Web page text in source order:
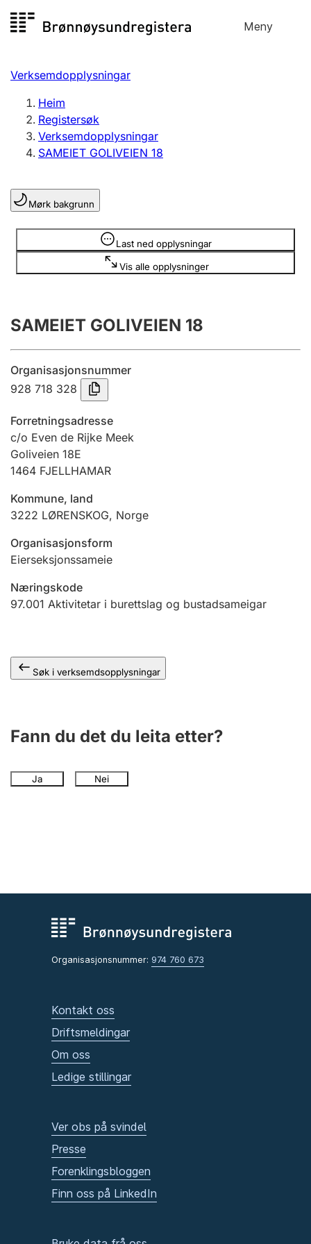
til
Meny
Registersøk
Aksjeselskap
Enkeltpersonføretak
Registrere, endre, slette
Lag og foreining
Registrere, endre, slette
Årsrekneskap
Innsending og forseinkingsgebyr
Tinglysing
Jeger
Betaling og jegeravgiftskort
Ektepaktrettleiaren
Verksemdopplysningar
Heim
Registersøk
Verksemdopplysningar
SAMEIET GOLIVEIEN 18
Mørk bakgrunn
Last ned opplysningar
Vis alle opplysninger
Opplysninger er skjult
SAMEIET GOLIVEIEN 18
Organisasjonsnummer
928 718 328
Forretningsadresse
c/o Even de Rijke Meek
Goliveien 18E
1464 FJELLHAMAR
Kommune, land
3222 LØRENSKOG, Norge
Organisasjonsform
Eierseksjonssameie
Næringskode
97.001 Aktivitetar i burettslag og bustadsameigar
Søk i verksemdsopplysningar
Fann du det du leita etter?
Ja Nei
Organisasjonsnummer: 974 760 673
Kontakt oss
Driftsmeldingar
Om oss
Ledige stillingar
Ver obs på svindel
Presse
Forenklingsbloggen
Finn oss på LinkedIn